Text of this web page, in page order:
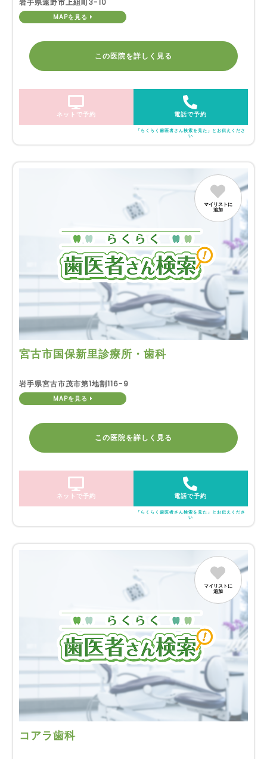
岩手県遠野市上組町3-10
MAPを見る
この医院を詳しく見る
ネットで予約 電話で予約
「らくらく歯医者さん検索を見た」とお伝えくださ
い
宮古市国保新里診療所・歯科
マイリストに
追加
岩手県宮古市茂市第1地割116-9
MAPを見る
この医院を詳しく見る
ネットで予約 電話で予約
「らくらく歯医者さん検索を見た」とお伝えくださ
い
コアラ歯科
マイリストに
追加